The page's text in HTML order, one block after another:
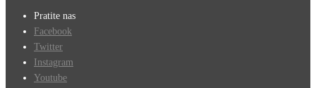
Pratite nas
Facebook
Twitter
Instagram
Youtube